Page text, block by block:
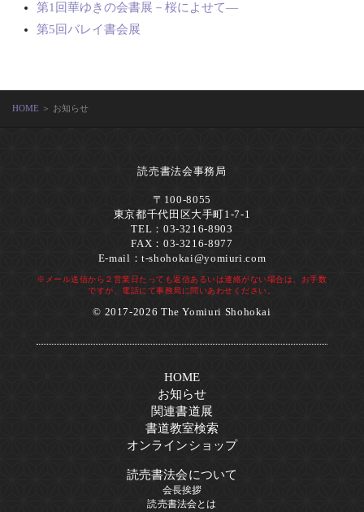
第1回華ゆきの会書展－桜によせて―
第5回バレイ書会展
HOME ＞ お知らせ
読売書法会事務局
〒100-8055
東京都千代田区大手町1-7-1
TEL：03-3216-8903
FAX：03-3216-8977
E-mail：t-shohokai@yomiuri.com
※メール送信から２営業日たっても返信あるいは連絡がない場合は、お手数
ですが、電話にて事務局に問いあわせください。
© 2017-2026 The Yomiuri Shohokai
HOME
お知らせ
関連書道展
書道教室検索
オンラインショップ
読売書法会について
会長挨拶
読売書法会とは